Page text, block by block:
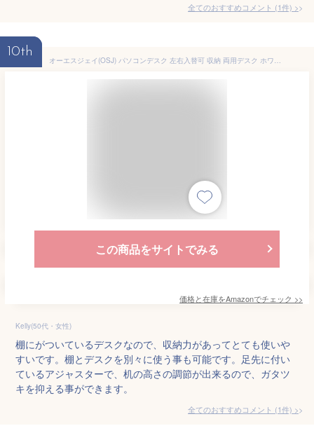
全てのおすすめコメント (1件) >
10th
オーエスジェイ(OSJ) パソコンデスク 左右入替可 収納 両用デスク ホワイト×ホワイト ハイタイプ 111×50×121 WF192557CAA
この商品をサイトでみる
価格と在庫をAmazonでチェック >>
Kelly(50代・女性)
棚にがついているデスクなので、収納力があってとても使いや
すいです。棚とデスクを別々に使う事も可能です。足先に付い
ているアジャスターで、机の高さの調節が出来るので、ガタツ
キを抑える事ができます。
全てのおすすめコメント (1件) >